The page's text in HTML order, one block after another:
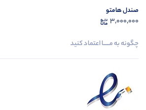
صندل هامتو
3,000,000
چگونه به مــــــا اعتماد کنید